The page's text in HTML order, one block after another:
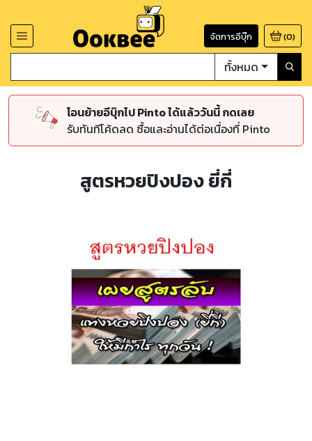
จัดการอีบุ๊ก (0)
ทั้งหมด
โอนย้ายอีบุ๊กไป Pinto ได้แล้ววันนี้ กดเลย
รับทันทีโค้ดลด ซื้อและอ่านได้ต่อเนื่องที่ Pinto
สูตรหวยปิงปอง ยี่กี่